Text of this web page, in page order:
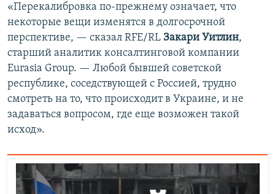
«Перекалибровка по-прежнему означает, что
некоторые вещи изменятся в долгосрочной
перспективе, — сказал RFE/RL Закари Уитлин,
старший аналитик консалтинговой компании
Eurasia Group. — Любой бывшей советской
республике, соседствующей с Россией, трудно
смотреть на то, что происходит в Украине, и не
задаваться вопросом, где еще возможен такой
исход».